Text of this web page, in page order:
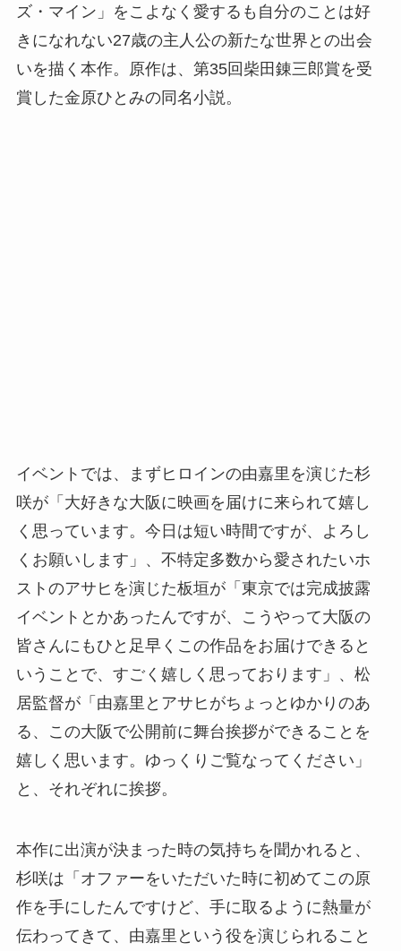
ズ・マイン」をこよなく愛するも自分のことは好
きになれない27歳の主人公の新たな世界との出会
いを描く本作。原作は、第35回柴田錬三郎賞を受
賞した金原ひとみの同名小説。
イベントでは、まずヒロインの由嘉里を演じた杉
咲が「大好きな大阪に映画を届けに来られて嬉し
く思っています。今日は短い時間ですが、よろし
くお願いします」、不特定多数から愛されたいホ
ストのアサヒを演じた板垣が「東京では完成披露
イベントとかあったんですが、こうやって大阪の
皆さんにもひと足早くこの作品をお届けできると
いうことで、すごく嬉しく思っております」、松
居監督が「由嘉里とアサヒがちょっとゆかりのあ
る、この大阪で公開前に舞台挨拶ができることを
嬉しく思います。ゆっくりご覧なってください」
と、それぞれに挨拶。
本作に出演が決まった時の気持ちを聞かれると、
杉咲は「オファーをいただいた時に初めてこの原
作を手にしたんですけど、手に取るように熱量が
伝わってきて、由嘉里という役を演じられること